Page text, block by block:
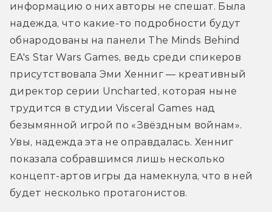
информацию о них авторы не спешат. Была
надежда, что какие-то подробности будут
обнародованы на панели The Minds Behind
EA's Star Wars Games, ведь среди спикеров
присутствовала Эми Хенниг — креативный
директор серии Uncharted, которая ныне
трудится в студии Visceral Games над
безымянной игрой по «Звёздным войнам».
Увы, надежда эта не оправдалась. Хенниг
показала собравшимся лишь несколько
концепт-артов игры да намекнула, что в ней
будет несколько протагонистов.